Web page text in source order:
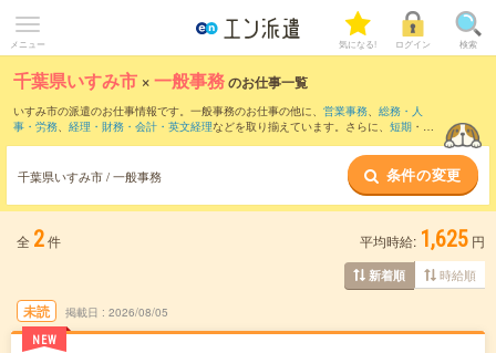
メニュー 気になる! ログイン 検索
千葉県いすみ市 ×一般事務のお仕事一覧
いすみ市の派遣のお仕事情報です。一般事務のお仕事の他に、 営業事務、 総務・人
事・労務、 経理・財務・会計・英文経理などを取り揃えています。さらに、 短期 ・ 単
千葉県いすみ市 / 一般事務 条件の変更
全 2件 平均時給: 1,625 円
新着順 時給順
未読
NEW
掲載日 2026/08/05